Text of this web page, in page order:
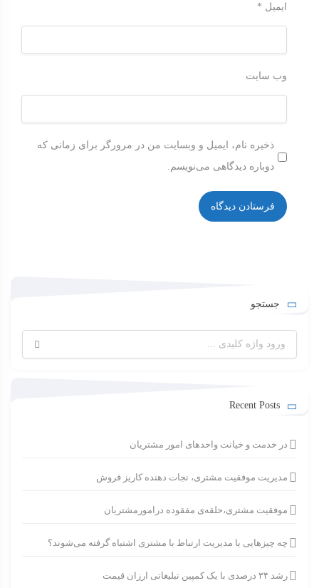
ایمیل *
وب‌ سایت
ذخیره نام، ایمیل و وبسایت من در مرورگر برای زمانی که
دوباره دیدگاهی می‌نویسم.
جستجو
برای:
Recent Posts
در خدمت و خیانت واحدهای امور مشتریان
مدیریت موفقیت مشتری، نجات دهنده کاریز فروش
موفقیت مشتری،حلقه‌ی مفقوده درامورمشتریان
چه چیزهایی با مدیریت ارتباط با مشتری اشتباه گرفته می‌شوند؟
رشد ۳۴ درصدی با یک کمپین تبلیغاتی ارزان قیمت